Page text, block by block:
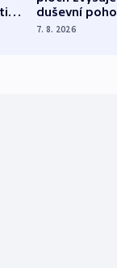
duševní
ukázala
7. 8. 2026